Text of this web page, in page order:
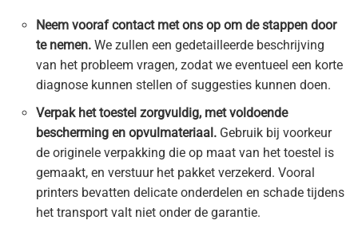
Neem vooraf contact met ons op om de stappen door
te nemen. We zullen een gedetailleerde beschrijving
van het probleem vragen, zodat we eventueel een korte
diagnose kunnen stellen of suggesties kunnen doen.
Verpak het toestel zorgvuldig, met voldoende
bescherming en opvulmateriaal. Gebruik bij voorkeur
de originele verpakking die op maat van het toestel is
gemaakt, en verstuur het pakket verzekerd. Vooral
printers bevatten delicate onderdelen en schade tijdens
het transport valt niet onder de garantie.